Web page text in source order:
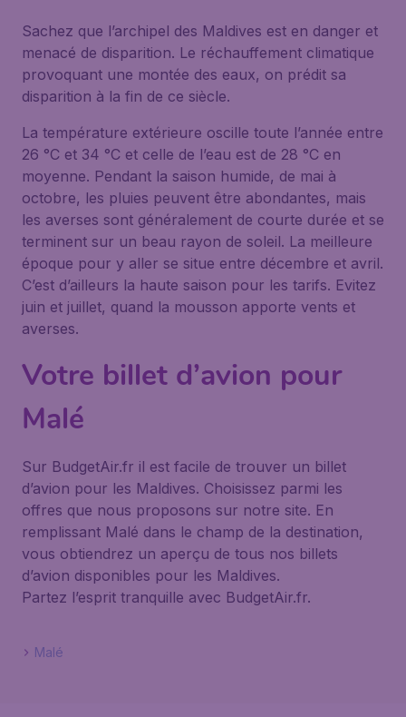
Sachez que l’archipel des Maldives est en danger et
menacé de disparition. Le réchauffement climatique
provoquant une montée des eaux, on prédit sa
disparition à la fin de ce siècle.
La température extérieure oscille toute l’année entre
26 °C et 34 °C et celle de l’eau est de 28 °C en
moyenne. Pendant la saison humide, de mai à
octobre, les pluies peuvent être abondantes, mais
les averses sont généralement de courte durée et se
terminent sur un beau rayon de soleil. La meilleure
époque pour y aller se situe entre décembre et avril.
C’est d’ailleurs la haute saison pour les tarifs. Evitez
juin et juillet, quand la mousson apporte vents et
averses.
Votre billet d’avion pour
Malé
Sur BudgetAir.fr il est facile de trouver un billet
d’avion pour les Maldives. Choisissez parmi les
offres que nous proposons sur notre site. En
remplissant Malé dans le champ de la destination,
vous obtiendrez un aperçu de tous nos billets
d’avion disponibles pour les Maldives.
Partez l’esprit tranquille avec BudgetAir.fr.
Malé